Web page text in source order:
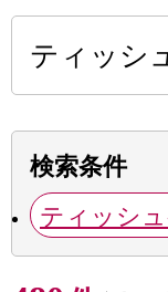
検索条件
ティッシ